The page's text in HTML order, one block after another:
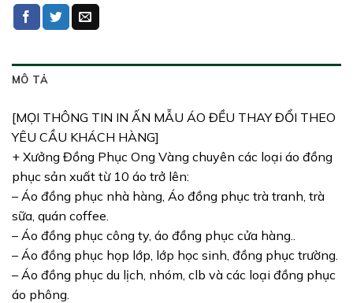
MÔ TẢ
[MỌI THÔNG TIN IN ẤN MẪU ÁO ĐỀU THAY ĐỔI THEO
YÊU CẦU KHÁCH HÀNG]
+ Xưởng Đồng Phục Ong Vàng chuyên các loại áo đồng
phục sản xuất từ 10 áo trở lên:
– Áo đồng phục nhà hàng, Áo đồng phục trà tranh, trà
sữa, quán coffee.
– Áo đồng phục công ty, áo đồng phục cửa hàng..
– Áo đồng phục họp lớp, lớp học sinh, đồng phục trường.
– Áo đồng phục du lịch, nhóm, clb và các loại đồng phục
áo phông.